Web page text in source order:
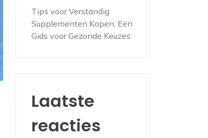
Tips voor Verstandig
Supplementen Kopen: Een
Gids voor Gezonde Keuzes
Laatste
reacties